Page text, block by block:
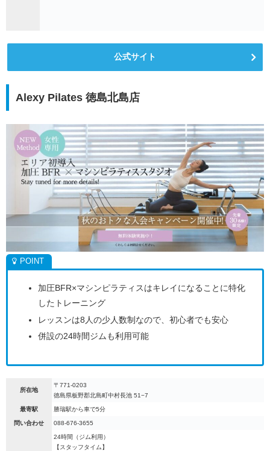
公式サイト
Alexy Pilates 徳島北島店
加圧BFR×マシンピラティスはキレイになることに特化
したトレーニング
レッスンは8人の少人数制なので、初心者でも安心
併設の24時間ジムも利用可能
所在地
〒771-0203
徳島県板野郡北島町中村長池 51−7
最寄駅 勝瑞駅から車で5分
問い合わせ 088-676-3655
24時間（ジム利用）
【スタッフタイム】